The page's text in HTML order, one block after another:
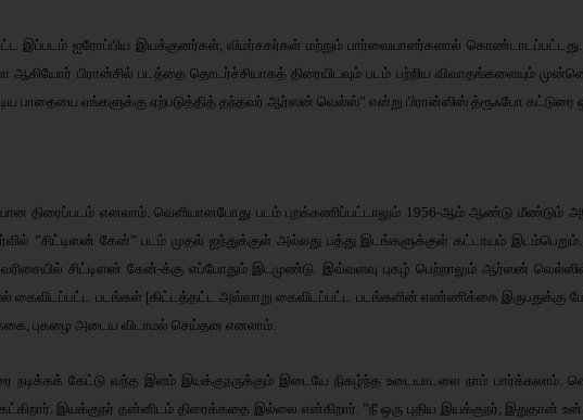
ஐரோப்பிய இயக்குனர்கள், விமர்சகர்கள் மற்றும் பார்வையாளர்களால் கொண்டாடப்பட்டது.
ஆகியோர் பிரான்சில் படத்தை தொடர்ச்சியாகத் திரையிடவும் படம் பற்றிய விவாதங்களையும்
பாதையை எங்களுக்கு ஏற்படுத்தித் தந்தவர் ஆர்ஸன் வெல்ஸ்” என்று பிரான்ஸிஸ் த்ரூஃபோ கட்டுரை
திரைப்படம் எனலாம். வெளியானபோது படம் புறக்கணிப்பட்டாலும் 1956-ஆம் ஆண்டு மீண்டும்
”சிட்டிஸன் கேன்” படம் முதல் ஐந்துக்குள் அல்லது பத்து இடங்களுக்குள் கட்டாயம்
வரிசையில் சிட்டிஸன் கேன்-க்கு எப்போதும் இடமுண்டு. இவ்வளவு புகழ் பெற்றாலும் ஆர்ஸன்
படங்கள் [கிட்டத்தட்ட அவ்வாறு கைவிடப்பட்ட படங்களின் எண்ணிக்கை இருபதுக்கு
புகழை அடைய விடாமல் செய்தன எனலாம்.
கேட்டு வந்த இளம் இயக்குநருக்கும் இடையே நிகழ்ந்த உடையாடலை நாம் பார்க்கலாம்.
இயக்குநர் தன்னிடம் திரைக்கதை இல்லை என்கிறார். ”நீ ஒரு புதிய இயக்குநர்,